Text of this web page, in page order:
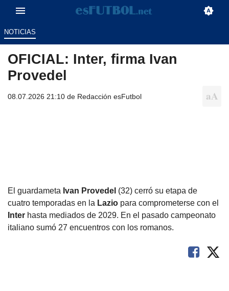
NOTICIAS
OFICIAL: Inter, firma Ivan
Provedel
08.07.2026 21:10 de Redacción esFutbol
El guardameta Ivan Provedel (32) cerró su etapa de
cuatro temporadas en la Lazio para comprometerse con el
Inter hasta mediados de 2029. En el pasado campeonato
italiano sumó 27 encuentros con los romanos.